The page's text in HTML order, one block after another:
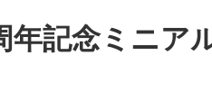
年記念ミニア